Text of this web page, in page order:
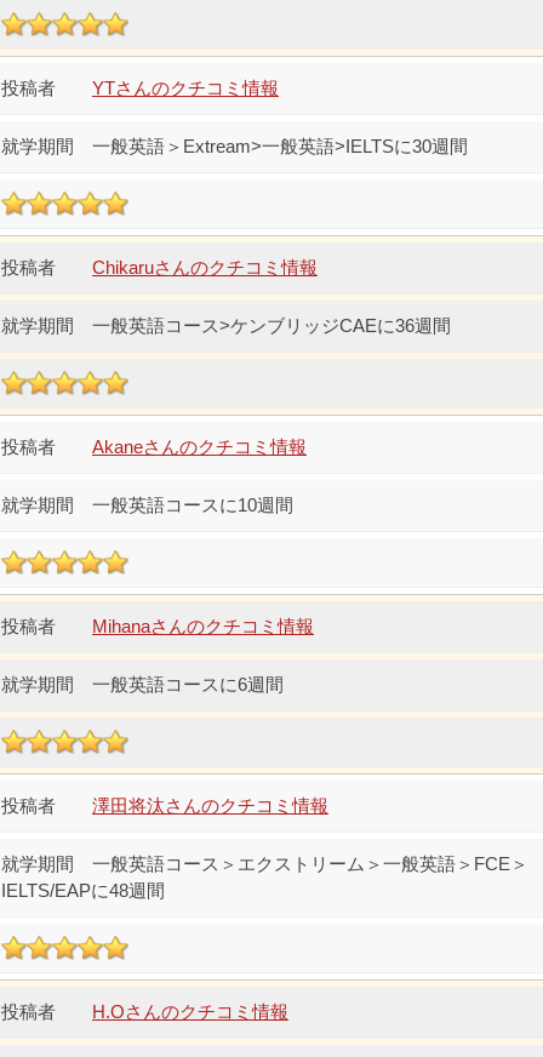
YTさんのクチコミ情報
一般英語＞Extream>一般英語>IELTSに30週間
Chikaruさんのクチコミ情報
一般英語コース>ケンブリッジCAEに36週間
Akaneさんのクチコミ情報
一般英語コースに10週間
Mihanaさんのクチコミ情報
一般英語コースに6週間
澤田将汰さんのクチコミ情報
一般英語コース＞エクストリーム＞一般英語＞FCE＞
IELTS/EAPに48週間
H.Oさんのクチコミ情報